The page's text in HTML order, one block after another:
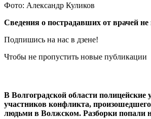
Фото: Александр Куликов
Сведения о пострадавших от врачей не
Подпишись на нас в дзене!
Чтобы не пропустить новые публикации
В Волгоградской области полицейские
участников конфликта,
людьми в Волжском. Разборки попали